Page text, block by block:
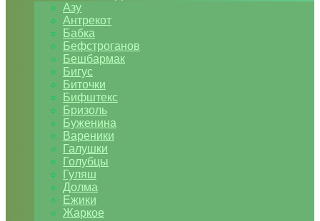
Азу
Антрекот
Бабка
Бефстроганов
Бешбармак
Бигус
Биточки
Бифштекс
Бризоль
Буженина
Вареники
Галушки
Голубцы
Гуляш
Долма
Ежики
Жаркое